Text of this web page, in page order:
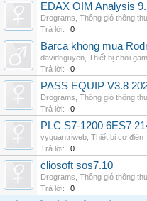
EDAX OIM Analysis
Drograms Thông gió thông
Trả lời:
0
Barca khong mua
davidnguyen Thiết bị chơi
Trả lời:
0
PASS EQUIP V3.8
Drograms Thông gió thông
Trả lời:
0
PLC S7-1200 6ES7
vyquantriweb Thiết bị cơ điện
Trả lời:
0
cliosoft sos7.10
Drograms Thông gió thông
Trả lời:
0